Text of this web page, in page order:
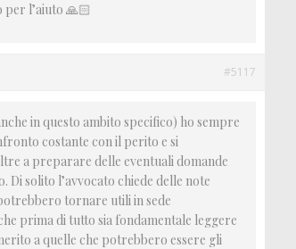
l’aiuto 🙏🏻
#5117
in questo ambito specifico) ho sempre
costante con il perito e si
a preparare delle eventuali domande
Di solito l’avvocato chiede delle note
tornare utili in sede
prima di tutto sia fondamentale leggere
a quelle che potrebbero essere gli